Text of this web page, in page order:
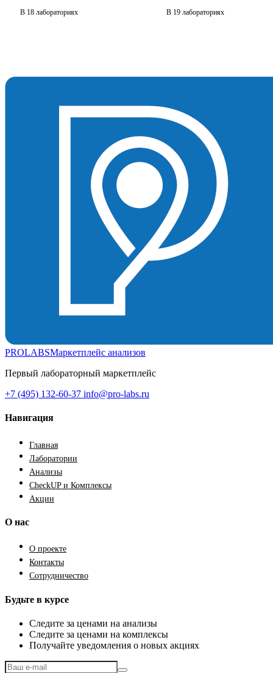
В 18 лабораториях В 19 лабораториях
PROLABSМаркетплейс анализов
Первый лабораторный маркетплейс
+7 (495) 132-60-37 info@pro-labs.ru
Навигация
Главная
Лаборатории
Анализы
CheckUP и Комплексы
Акции
О нас
О проекте
Контакты
Сотрудничество
Будьте в курсе
Следите за ценами на анализы
Следите за ценами на комплексы
Получайте уведомления о новых акциях